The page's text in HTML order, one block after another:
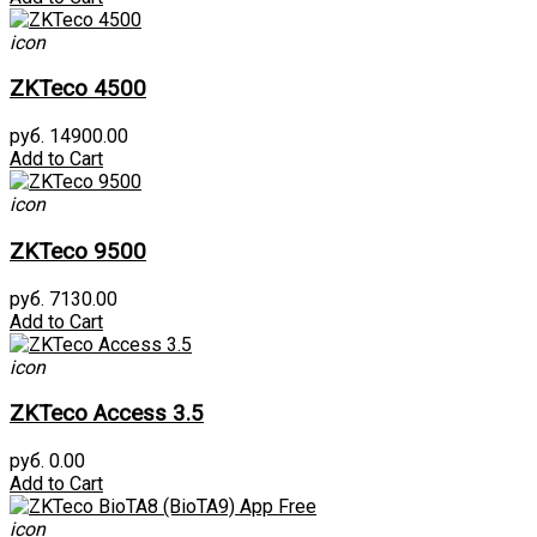
icon
ZKTeco 4500
руб. 14900.00
Add to Cart
icon
ZKTeco 9500
руб. 7130.00
Add to Cart
icon
ZKTeco Access 3.5
руб. 0.00
Add to Cart
icon